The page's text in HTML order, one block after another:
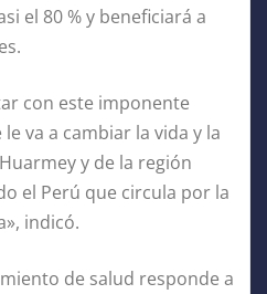
el 80 % y beneficiará a
con este imponente
va a cambiar la vida y la
y de la región
el Perú que circula por la
indicó.
de salud responde a